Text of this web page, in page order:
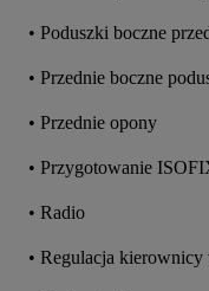
• Poduszki boczne
• Przednie boczne
• Przednie opony
• Przygotowanie
• Radio
• Regulacja kierownicy